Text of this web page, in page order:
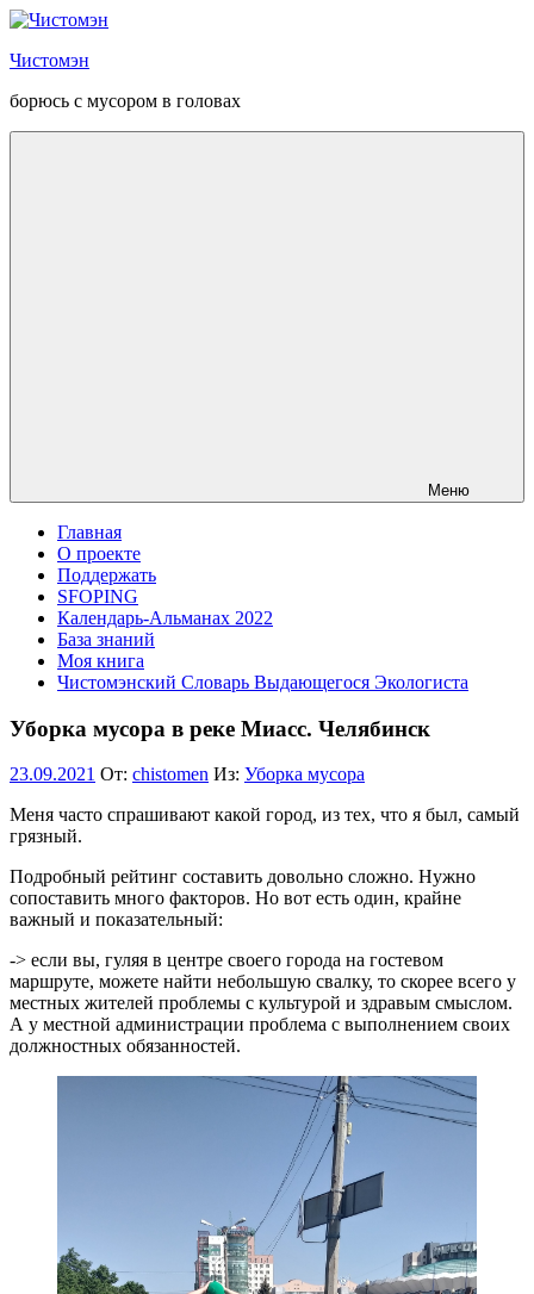
Перейти
содержанию
Чистомэн
борюсь с мусором в головах
Меню
Главная
О проекте
Поддержать
SFOPING
Календарь-Альманах 2022
База знаний
Моя книга
Чистомэнский Словарь Выдающегося Экологиста
Уборка мусора в реке Миасс. Челябинск
23.09.2021 От: chistomen Из: Уборка мусора
Меня часто спрашивают какой город, из тех, что я был, самый
грязный.
Подробный рейтинг составить довольно сложно. Нужно
сопоставить много факторов. Но вот есть один, крайне
важный и показательный:
-> если вы, гуляя в центре своего города на гостевом
маршруте, можете найти небольшую свалку, то скорее всего у
местных жителей проблемы с культурой и здравым смыслом.
А у местной администрации проблема с выполнением своих
должностных обязанностей.